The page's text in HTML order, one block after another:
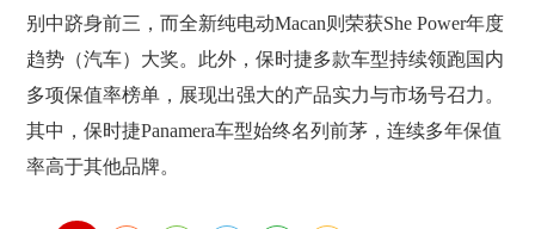
别中跻身前三，而全新纯电动Macan则荣获She Power年度
趋势（汽车）大奖。此外，保时捷多款车型持续领跑国内
多项保值率榜单，展现出强大的产品实力与市场号召力。
其中，保时捷Panamera车型始终名列前茅，连续多年保值
率高于其他品牌。